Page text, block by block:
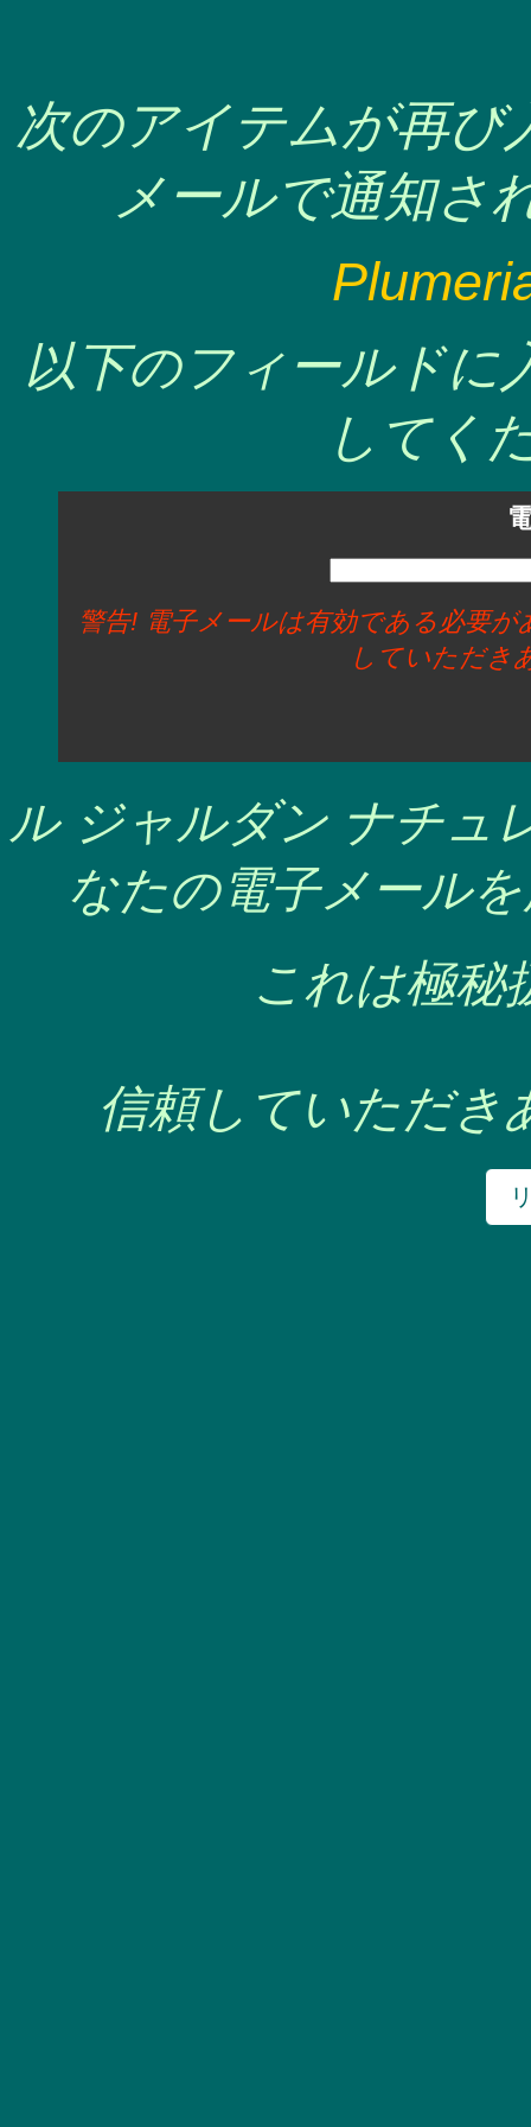
次のアイテムが再び
メールで通知さ
以下のフィールドに
してく
警告! 電子メールは有効である必要
していただき
ル ジャルダン ナチュ
なたの電子メール
これは極秘
信頼していただき